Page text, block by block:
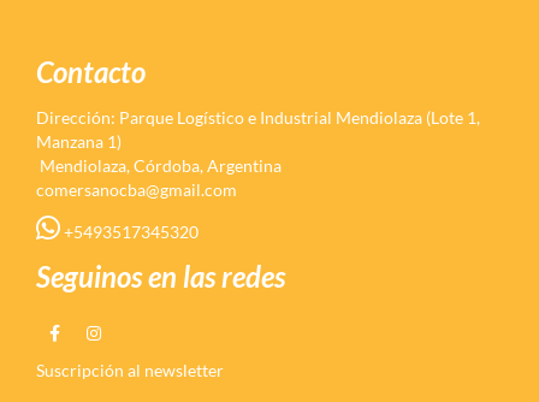
Contacto
Dirección: Parque Logístico e Industrial Mendiolaza (Lote 1,
Manzana 1)
Mendiolaza, Córdoba, Argentina
comersanocba@gmail.com
+5493517345320
Seguinos en las redes
Suscripción al newsletter